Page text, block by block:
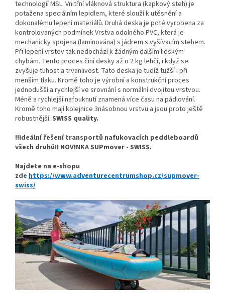
technologií MSL. Vnitřní vláknová struktura (kapkový steh) je
potažena speciálním lepidlem, které slouží k utěsnění a
dokonalému lepení materiálů. Druhá deska je poté vyrobena za
kontrolovaných podmínek Vrstva odolného PVC, která je
mechanicky spojena (laminována) s jádrem s vyšívacím stehem.
Při lepení vrstev tak nedochází k žádným dalším lidským
chybám. Tento proces činí desky až o 2 kg lehčí, i když se
zvyšuje tuhost a trvanlivost. Tato deska je tudíž tužší i při
menším tlaku. Kromě toho je výrobní a konstrukční proces
jednodušší a rychlejší ve srovnání s normální dvojitou vrstvou.
Méně a rychlejší nafouknutí znamená více času na pádlování.
Kromě toho mají kolejnice 3násobnou vrstvu a jsou proto ještě
robustnější. SWISS quality.
!!Ideální řešení transportů nafukovacích peddleboardů
všech druhů!! NOVINKA SUPmover - SWISS.
Najdete na e-shopu
zde https://www.adventurecentrumshop.cz/supmover-
swiss/